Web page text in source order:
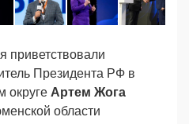
приветствовали
Президента РФ в
округе Артем Жога
области